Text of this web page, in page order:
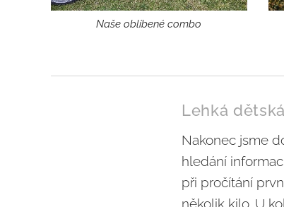
Naše oblíbené combo
Lehká
Nakonec jsme
hledání
při pročítání
několik kilo. U